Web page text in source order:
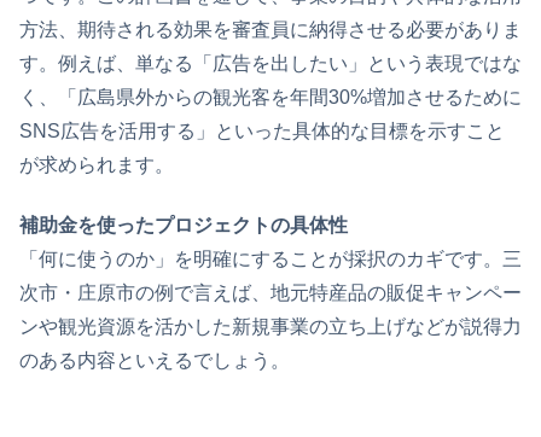
方法、期待される効果を審査員に納得させる必要がありま
す。例えば、単なる「広告を出したい」という表現ではな
く、「広島県外からの観光客を年間30%増加させるために
SNS広告を活用する」といった具体的な目標を示すこと
が求められます。
補助金を使ったプロジェクトの具体性
「何に使うのか」を明確にすることが採択のカギです。三
次市・庄原市の例で言えば、地元特産品の販促キャンペー
ンや観光資源を活かした新規事業の立ち上げなどが説得力
のある内容といえるでしょう。